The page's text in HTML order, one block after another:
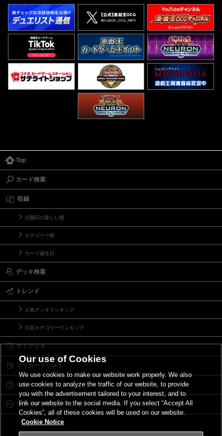
Top
カード検索
収録
公開日の新しい順
カテゴリー順
カード誕生日
デッキ検索
トレンド
人気デッキランキング
注目カテゴリーランキング
マイデッキ
マイカードリスト
Ｑ＆Ａ
リミットレギュレーション
Our use of Cookies
We use cookies to make our website work properly. We also
use cookies to analyze the traffic of our website, to provide
you with the advertisement tailored to your interest, and to
link our website to the social media. If you select “Accept All
Cookies”, all of these cookies will be used on our website.
Cookie Notice